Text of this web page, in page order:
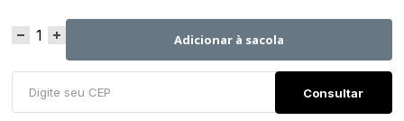
Adicionar à sacola